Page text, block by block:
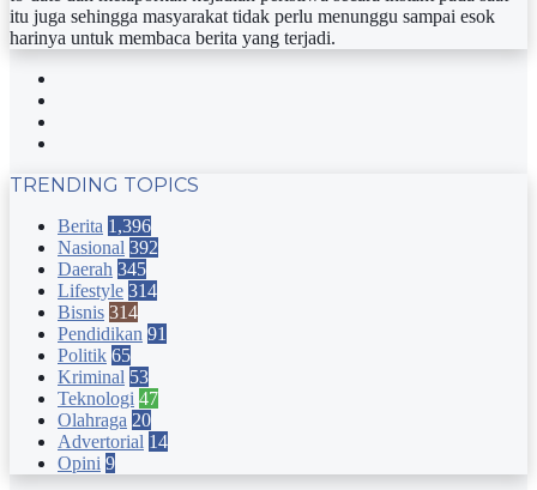
itu juga sehingga masyarakat tidak perlu menunggu sampai esok
harinya untuk membaca berita yang terjadi.
TRENDING TOPICS
Berita 1,396
Nasional 392
Daerah 345
Lifestyle 314
Bisnis 314
Pendidikan 91
Politik 65
Kriminal 53
Teknologi 47
Olahraga 20
Advertorial 14
Opini 9